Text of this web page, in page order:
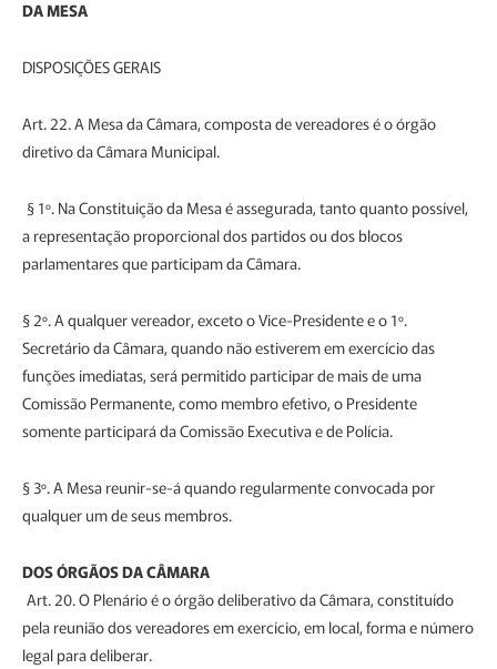
DA MESA
DISPOSIÇÕES GERAIS
Art. 22. A Mesa da Câmara, composta de vereadores é o órgão
diretivo da Câmara Municipal.
§ 1º. Na Constituição da Mesa é assegurada, tanto quanto possível,
a representação proporcional dos partidos ou dos blocos
parlamentares que participam da Câmara.
§ 2º. A qualquer vereador, exceto o Vice-Presidente e o 1º.
Secretário da Câmara, quando não estiverem em exercício das
funções imediatas, será permitido participar de mais de uma
Comissão Permanente, como membro efetivo, o Presidente
somente participará da Comissão Executiva e de Polícia.
§ 3º. A Mesa reunir-se-á quando regularmente convocada por
qualquer um de seus membros.
DOS ÓRGÃOS DA CÂMARA
Art. 20. O Plenário é o órgão deliberativo da Câmara, constituído
pela reunião dos vereadores em exercício, em local, forma e número
legal para deliberar.